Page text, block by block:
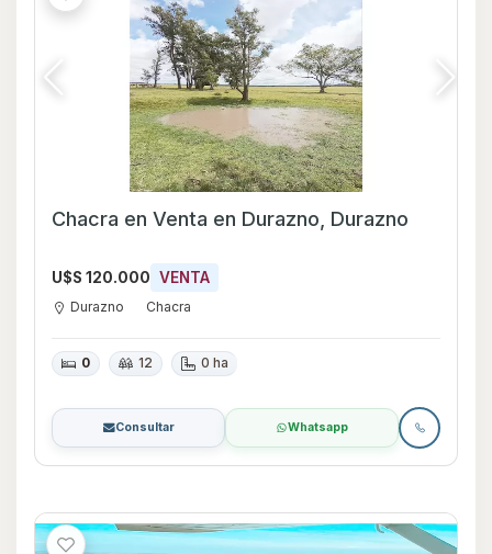
Chacra en Venta en Durazno, Durazno
U$S 120.000 VENTA
Durazno Chacra
0 12 0 ha
Consultar Whatsapp